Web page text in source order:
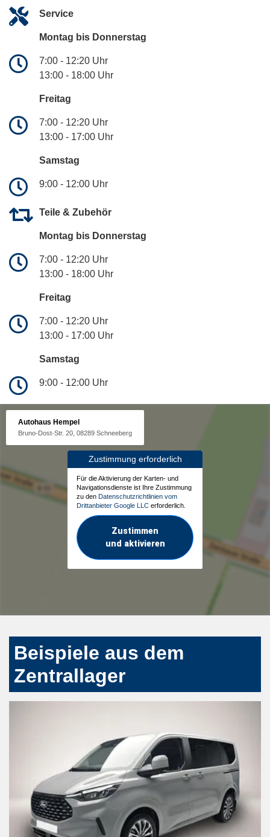
Service
Montag bis Donnerstag
7:00 - 12:20 Uhr
13:00 - 18:00 Uhr
Freitag
7:00 - 12:20 Uhr
13:00 - 17:00 Uhr
Samstag
9:00 - 12:00 Uhr
Teile & Zubehör
Montag bis Donnerstag
7:00 - 12:20 Uhr
13:00 - 18:00 Uhr
Freitag
7:00 - 12:20 Uhr
13:00 - 17:00 Uhr
Samstag
9:00 - 12:00 Uhr
Autohaus Hempel
Bruno-Dost-Str. 20, 08289 Schneeberg
Zustimmung erforderlich
Für die Aktivierung der Karten- und
Navigationsdienste ist Ihre Zustimmung
zu den Datenschutzrichtlinien vom
Drittanbieter Google LLC erforderlich.
Zustimmen
und aktivieren
Beispiele aus dem
Zentrallager